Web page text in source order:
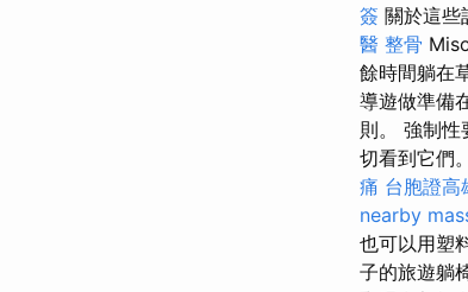
簽 關於這些
醫 整骨
餘時間躺在
導遊做準備
則。 強制性
切看到它們。
痛 台胞證高
nearby
也可以用塑
子的旅遊躺